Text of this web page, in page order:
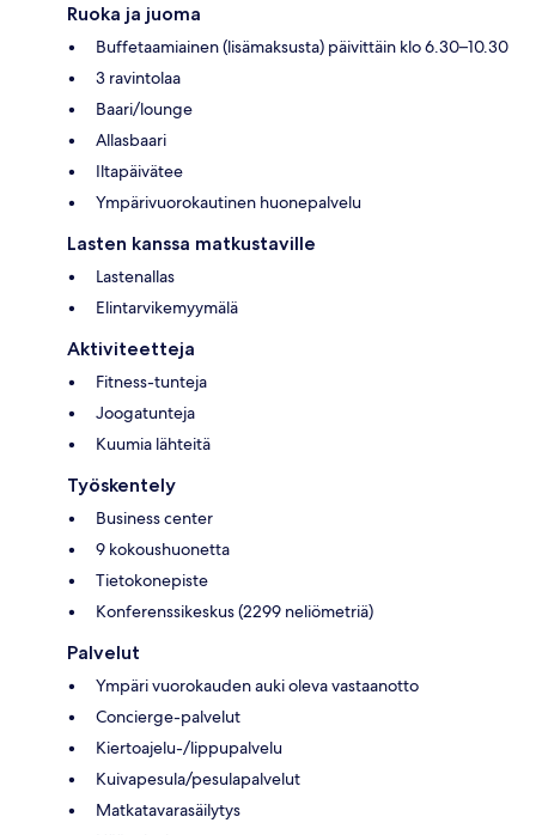
Ruoka ja juoma
Buffetaamiainen (lisämaksusta) päivittäin klo 6.30–10.30
3 ravintolaa
Baari/lounge
Allasbaari
Iltapäivätee
Ympärivuorokautinen huonepalvelu
Lasten kanssa matkustaville
Lastenallas
Elintarvikemyymälä
Aktiviteetteja
Fitness-tunteja
Joogatunteja
Kuumia lähteitä
Työskentely
Business center
9 kokoushuonetta
Tietokonepiste
Konferenssikeskus (2299 neliömetriä)
Palvelut
Ympäri vuorokauden auki oleva vastaanotto
Concierge-palvelut
Kiertoajelu-/lippupalvelu
Kuivapesula/pesulapalvelut
Matkatavarasäilytys